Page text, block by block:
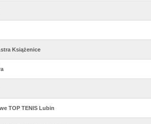
Książenice
TOP TENIS Lubin